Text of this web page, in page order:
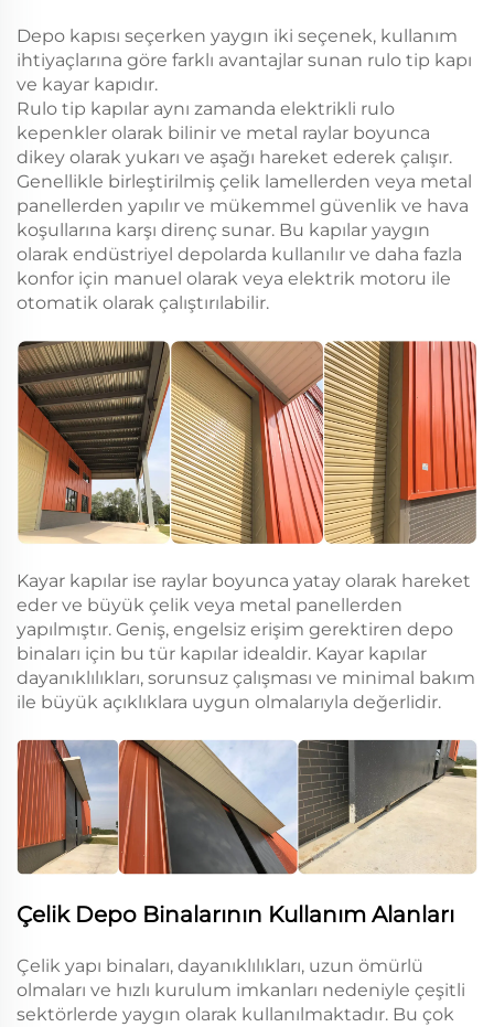
Depo kapısı seçerken yaygın iki seçenek, kullanım
ihtiyaçlarına göre farklı avantajlar sunan rulo tip kapı
ve kayar kapıdır.
Rulo tip kapılar aynı zamanda elektrikli rulo
kepenkler olarak bilinir ve metal raylar boyunca
dikey olarak yukarı ve aşağı hareket ederek çalışır.
Genellikle birleştirilmiş çelik lamellerden veya metal
panellerden yapılır ve mükemmel güvenlik ve hava
koşullarına karşı direnç sunar. Bu kapılar yaygın
olarak endüstriyel depolarda kullanılır ve daha fazla
konfor için manuel olarak veya elektrik motoru ile
otomatik olarak çalıştırılabilir.
Kayar kapılar ise raylar boyunca yatay olarak hareket
eder ve büyük çelik veya metal panellerden
yapılmıştır. Geniş, engelsiz erişim gerektiren depo
binaları için bu tür kapılar idealdir. Kayar kapılar
dayanıklılıkları, sorunsuz çalışması ve minimal bakım
ile büyük açıklıklara uygun olmalarıyla değerlidir.
Çelik Depo Binalarının Kullanım Alanları
Çelik yapı binaları, dayanıklılıkları, uzun ömürlü
olmaları ve hızlı kurulum imkanları nedeniyle çeşitli
sektörlerde yaygın olarak kullanılmaktadır. Bu çok